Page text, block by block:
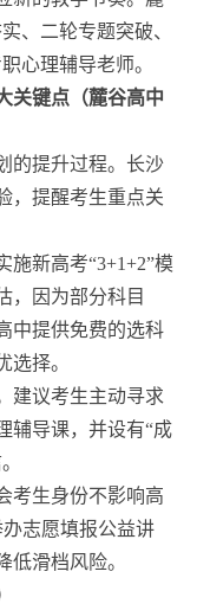
、二轮专题突破、
心理辅导老师。
关键点（麓谷高中
的提升过程。长沙
，提醒考生重点关
施新高考“3+1+2”模
，因为部分科目
中提供免费的选科
选择。
建议考生主动寻求
辅导课，并设有“成
考生身份不影响高
志愿填报公益讲
低滑档风险。